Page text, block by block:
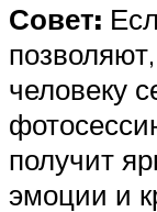
Совет:
человеку
получит
эмоции и